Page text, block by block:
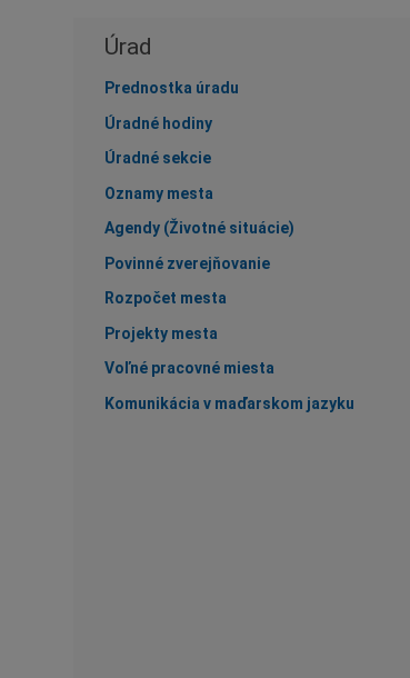
Úrad
Prednostka úradu
Úradné hodiny
Úradné sekcie
Oznamy mesta
Agendy (Životné situácie)
Povinné zverejňovanie
Rozpočet mesta
Projekty mesta
Voľné pracovné miesta
Komunikácia v maďarskom jazyku